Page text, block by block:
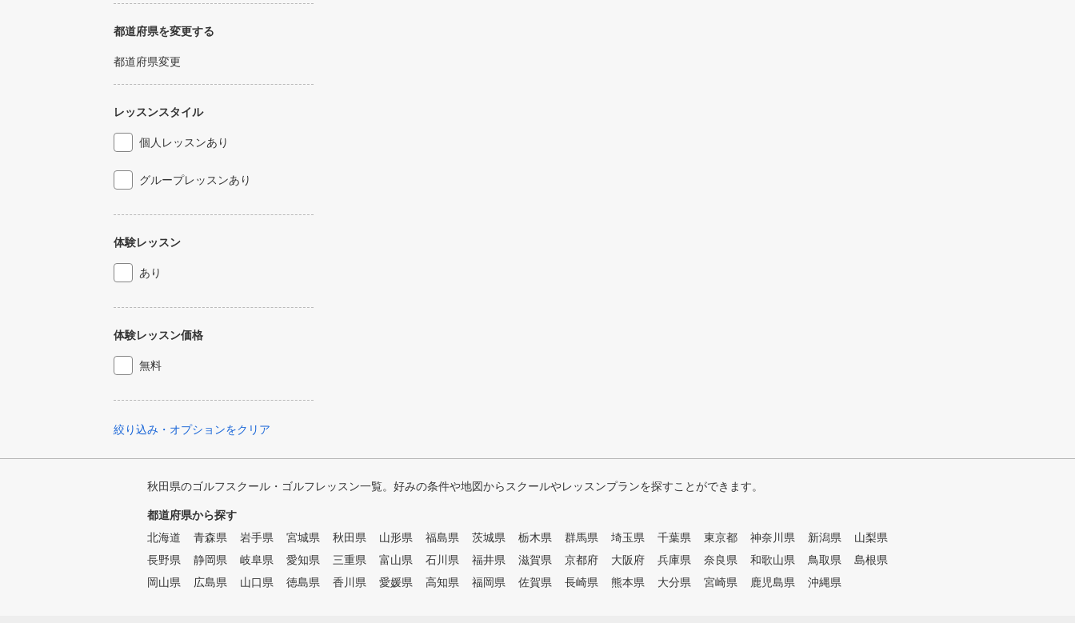
都道府県を変更する
都道府県変更
レッスンスタイル
個人レッスンあり
グループレッスンあり
体験レッスン
あり
体験レッスン価格
無料
絞り込み・オプションをクリア
秋田県のゴルフスクール・ゴルフレッスン一覧。好みの条件や地図からスクールやレッスンプランを探すことができます。
都道府県から探す
北海道
青森県 岩手県 宮城県 秋田県 山形県 福島県 茨城県 栃木県 群馬県 埼玉県 千葉県 東京都 神奈川県 新潟県
山梨県
長野県
静岡県 岐阜県 愛知県 三重県 富山県 石川県 福井県 滋賀県 京都府 大阪府 兵庫県 奈良県 和歌山県 鳥取県
島根県
岡山県
広島県 山口県 徳島県 香川県 愛媛県 高知県 福岡県 佐賀県 長崎県 熊本県 大分県 宮崎県 鹿児島県 沖縄県